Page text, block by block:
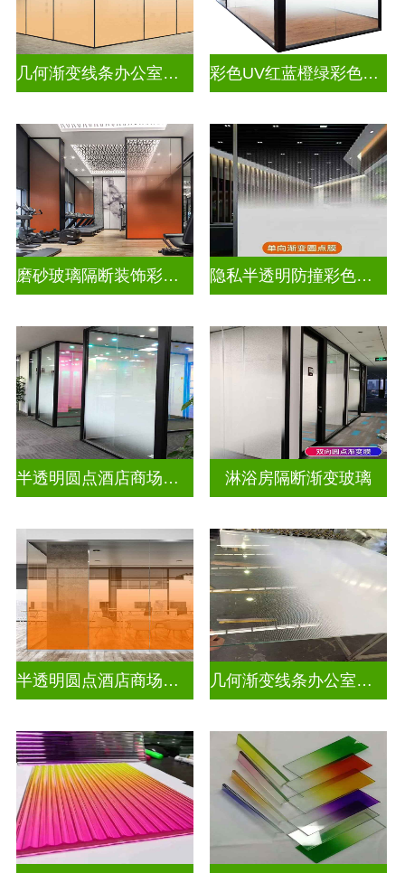
几何渐变线条办公室彩色渐变玻璃 彩色UV红蓝橙绿彩色渐变玻璃
磨砂玻璃隔断装饰彩色渐变玻璃 隐私半透明防撞彩色渐变玻璃
半透明圆点酒店商场渐变装饰玻璃 淋浴房隔断渐变玻璃
半透明圆点酒店商场彩色渐变玻璃 几何渐变线条办公室渐变玻璃